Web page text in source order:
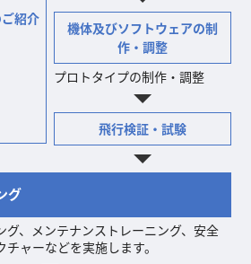
紹介
機体及びソフトウェアの制
作・調整
プロトタイプの制作・調整
飛行検証・試験
グ
グ、メンテナンストレーニング、安全
ャーなどを実施します。